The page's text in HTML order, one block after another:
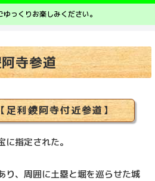
っくりお楽しみください。
寺参道
足利鑁阿寺付近参道】
指定された。
り、周囲に土塁と堀を巡らせた城